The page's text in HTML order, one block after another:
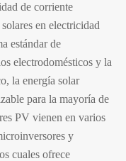
de corriente
en electricidad
estándar de
electrodomésticos y la
la energía solar
para la mayoría de
PV vienen en varios
y
cuales ofrece